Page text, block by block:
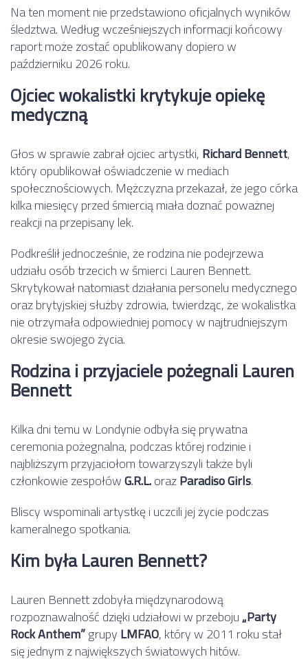
Na ten moment nie przedstawiono oficjalnych wyników
śledztwa. Według wcześniejszych informacji końcowy
raport może zostać opublikowany dopiero w
październiku 2026 roku.
Ojciec wokalistki krytykuje opiekę
medyczną
Głos w sprawie zabrał ojciec artystki,Richard Bennett,
który opublikował oświadczenie w mediach
społecznościowych. Mężczyzna przekazał, że jego córka
kilka miesięcy przed śmiercią miała doznać poważnej
reakcji na przepisany lek.
Podkreślił jednocześnie, że rodzina nie podejrzewa
udziału osób trzecich w śmierci Lauren Bennett.
Skrytykował natomiast działania personelu medycznego
oraz brytyjskiej służby zdrowia, twierdząc, że wokalistka
nie otrzymała odpowiedniej pomocy w najtrudniejszym
okresie swojego życia.
Rodzina i przyjaciele pożegnali Lauren
Bennett
Kilka dni temu w Londynie odbyła się prywatna
ceremonia pożegnalna, podczas której rodzinie i
najbliższym przyjaciołom towarzyszyli także byli
członkowie zespołówG.R.L.orazParadiso Girls.
Bliscy wspominali artystkę i uczcili jej życie podczas
kameralnego spotkania.
Kim była Lauren Bennett?
Lauren Bennett zdobyła międzynarodową
rozpoznawalność dzięki udziałowi w przeboju„Party
Rock Anthem”grupyLMFAO, który w 2011 roku stał
się jednym z największych światowych hitów.